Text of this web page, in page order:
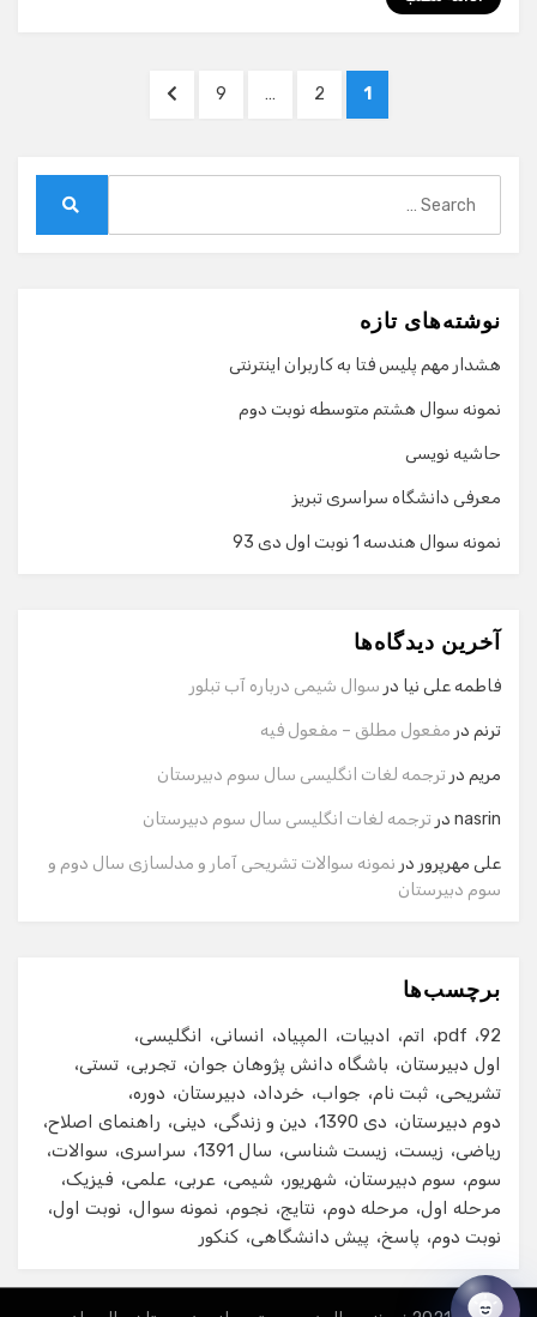
PAGE
1
PAGE
2
…
PAGE
9
NEXT
نوشته‌های تازه
هشدار مهم پلیس فتا به کاربران اینترنتی
نمونه سوال هشتم متوسطه نوبت دوم
حاشیه نویسی
معرفی دانشگاه سراسری تبریز
نمونه سوال هندسه 1 نوبت اول دی 93
آخرین دیدگاه‌ها
فاطمه علی نیا در سوال شیمی درباره آب تبلور
ترنم در مفعول مطلق – مفعول فیه
مریم در ترجمه لغات انگلیسی سال سوم دبیرستان
nasrin در ترجمه لغات انگلیسی سال سوم دبیرستان
علی مهرپرور در نمونه سوالات تشریحی آمار و مدلسازی سال دوم و
سوم دبیرستان
برچسب‌ها
92
pdf اتم ادبیات المپیاد انسانی
انگلیسی
اول دبیرستان
باشگاه دانش پژوهان جوان تجربی تستی
تشریحی ثبت نام جواب خرداد دبیرستان
دوره
دوم دبیرستان
دی 1390 دین و زندگی دینی
راهنمای اصلاح
ریاضی
زیست زیست شناسی سال 1391 سراسری
سوالات
سوم
سوم دبیرستان شهریور شیمی عربی علمی
فیزیک
مرحله اول
مرحله دوم نتایج نجوم نمونه سوال
نوبت اول
نوبت دوم
پاسخ پیش دانشگاهی کنکور
گفت‌وگو با دستیار هوشمند
سلام! برای شروع گفت‌وگو لطفاً شماره تماس یا ایمیل خود را
وارد کنید.
ایمیل